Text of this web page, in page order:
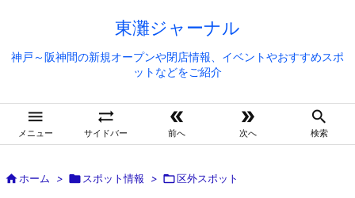
東灘ジャーナル
神戸～阪神間の新規オープンや閉店情報、イベントやおすすめスポ
ットなどをご紹介

メニュー

サイドバー

前へ

次へ

検索
ホーム >  スポット情報 > 区外スポット